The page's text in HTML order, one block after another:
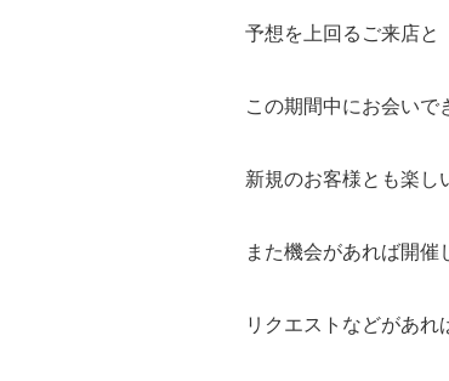
予想を上回るご来店と
この期間中にお会いで
新規のお客様とも楽し
また機会があれば開催
リクエストなどがあれ